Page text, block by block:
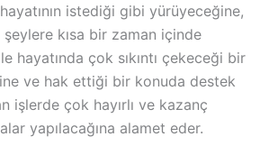
istediği gibi yürüyeceğine,
kısa bir zaman içinde
hayatında çok sıkıntı çekeceği bir
ve hak ettiği bir konuda destek
işlerde çok hayırlı ve kazanç
yapılacağına alamet eder.